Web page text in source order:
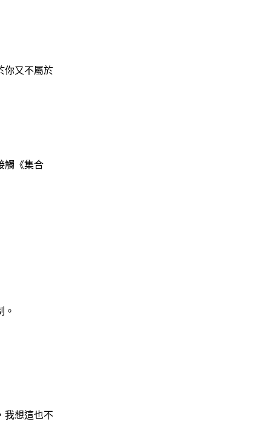
你又不屬於
觸《集合
。
我想這也不